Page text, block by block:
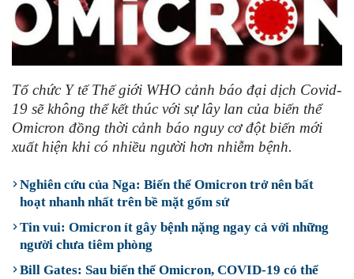
Tổ chức Y tế Thế giới WHO cảnh báo đại dịch Covid-
19 sẽ không thể kết thúc với sự lây lan của biến thể
Omicron đồng thời cảnh báo nguy cơ đột biến mới
xuất hiện khi có nhiều người hơn nhiễm bệnh.
Nghiên cứu của Nga: Biến thể Omicron trở nên bất
hoạt nhanh nhất trên bề mặt gốm sứ
Tin vui: Omicron ít gây bệnh nặng ngay cả với những
người chưa tiêm phòng
Bill Gates: Sau biến thể Omicron, COVID-19 có thể